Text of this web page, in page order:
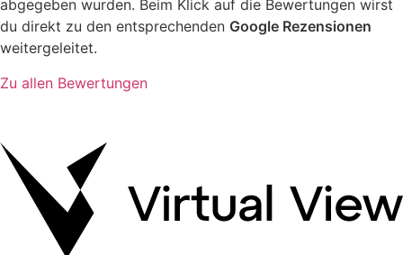
abgegeben wurden. Beim Klick auf die Bewertungen wirst
du direkt zu den entsprechenden Google Rezensionen
weitergeleitet.
Zu allen Bewertungen